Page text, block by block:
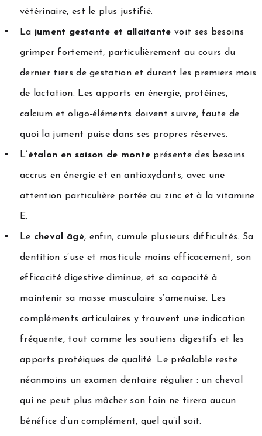
vétérinaire, est le plus justifié.
La jument gestante et allaitante voit ses besoins
grimper fortement, particulièrement au cours du
dernier tiers de gestation et durant les premiers mois
de lactation. Les apports en énergie, protéines,
calcium et oligo-éléments doivent suivre, faute de
quoi la jument puise dans ses propres réserves.
L’étalon en saison de monte présente des besoins
accrus en énergie et en antioxydants, avec une
attention particulière portée au zinc et à la vitamine
E.
Le cheval âgé, enfin, cumule plusieurs difficultés. Sa
dentition s’use et masticule moins efficacement, son
efficacité digestive diminue, et sa capacité à
maintenir sa masse musculaire s’amenuise. Les
compléments articulaires y trouvent une indication
fréquente, tout comme les soutiens digestifs et les
apports protéiques de qualité. Le préalable reste
néanmoins un examen dentaire régulier : un cheval
qui ne peut plus mâcher son foin ne tirera aucun
bénéfice d’un complément, quel qu’il soit.